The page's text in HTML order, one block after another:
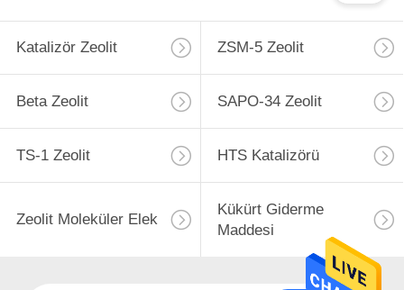
Katalizör Zeolit ZSM-5 Zeolit
Beta Zeolit SAPO-34 Zeolit
TS-1 Zeolit HTS Katalizörü
Zeolit ​​Moleküler Elek
Kükürt Giderme
Maddesi